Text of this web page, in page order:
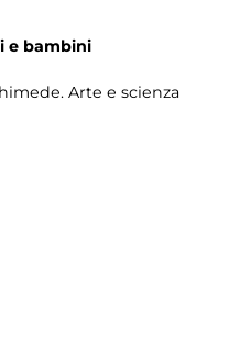
e bambini
Arte e scienza